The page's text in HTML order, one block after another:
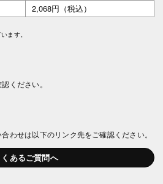
2,068円（税込）
ます。
ください。
わせは以下のリンク先をご確認ください。
くあるご質問へ